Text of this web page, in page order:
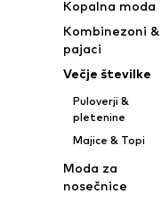
Kopalna moda
Kombinezoni &
pajaci
Večje številke
Puloverji &
pletenine
Majice & Topi
Moda za
nosečnice